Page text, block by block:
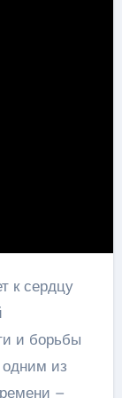
к сердцу
и борьбы
одним из
–